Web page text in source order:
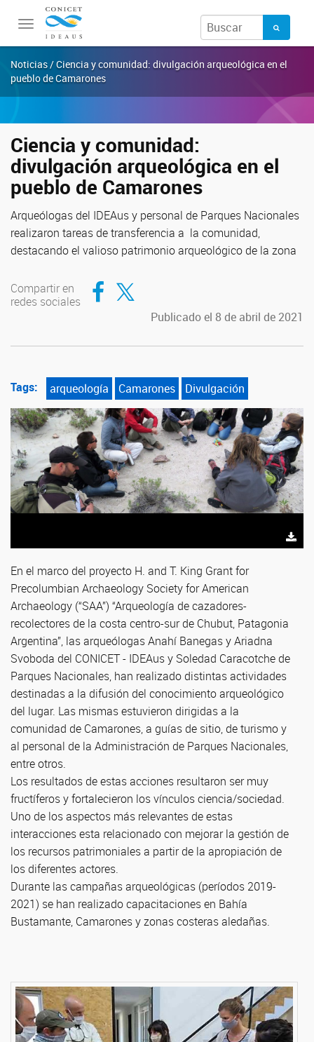
Toggle
navigation
Noticias / Ciencia y comunidad: divulgación arqueológica en el
pueblo de Camarones
Ciencia y comunidad:
divulgación arqueológica en el
pueblo de Camarones
Arqueólogas del IDEAus y personal de Parques Nacionales
realizaron tareas de transferencia a la comunidad,
destacando el valioso patrimonio arqueológico de la zona
Compartir en
redes sociales
Compartir en Facebook
Compartir en Twitter
Publicado el 8 de abril de 2021
Tags: arqueología Camarones Divulgación
En el marco del proyecto H. and T. King Grant for
Precolumbian Archaeology Society for American
Archaeology (“SAA”) “Arqueología de cazadores-
recolectores de la costa centro-sur de Chubut, Patagonia
Argentina”, las arqueólogas Anahí Banegas y Ariadna
Svoboda del CONICET - IDEAus y Soledad Caracotche de
Parques Nacionales, han realizado distintas actividades
destinadas a la difusión del conocimiento arqueológico
del lugar. Las mismas estuvieron dirigidas a la
comunidad de Camarones, a guías de sitio, de turismo y
al personal de la Administración de Parques Nacionales,
entre otros.
Los resultados de estas acciones resultaron ser muy
fructíferos y fortalecieron los vínculos ciencia/sociedad.
Uno de los aspectos más relevantes de estas
interacciones esta relacionado con mejorar la gestión de
los recursos patrimoniales a partir de la apropiación de
los diferentes actores.
Durante las campañas arqueológicas (períodos 2019-
2021) se han realizado capacitaciones en Bahía
Bustamante, Camarones y zonas costeras aledañas.